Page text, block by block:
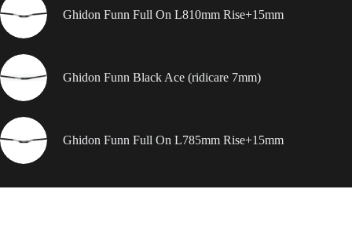
Ghidon Funn Full On L810mm Rise+15mm
Ghidon Funn Black Ace (ridicare 7mm)
Ghidon Funn Full On L785mm Rise+15mm